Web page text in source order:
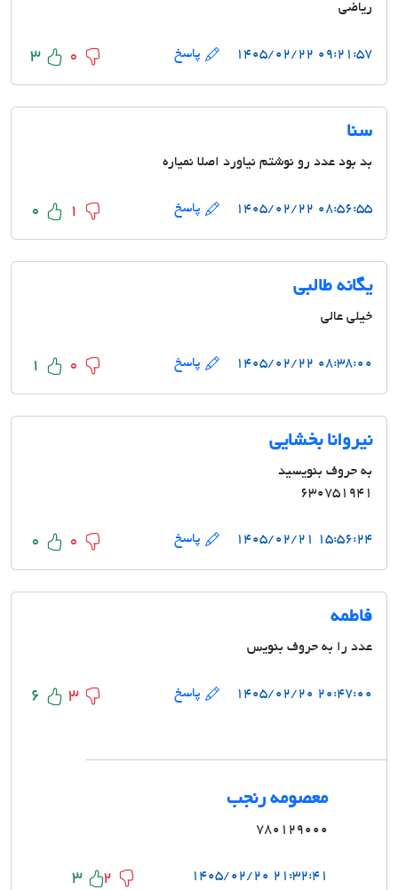
ریاضی
۰۹:۲۱:۵۷ ۱۴۰۵/۰۲/۲۲ پاسخ 3 0
سنا
بد بود عدد رو نوشتم نیاورد اصلا نمیاره
۰۸:۵۶:۵۵ ۱۴۰۵/۰۲/۲۲ پاسخ 0 1
یگانه طالبی
خیلی عالی
۰۸:۳۸:۰۰ ۱۴۰۵/۰۲/۲۲ پاسخ 1 0
نیروانا بخشایی
به حروف بنویسید
۶۳۰۷۵۱۹۴۱
۱۵:۵۶:۲۴ ۱۴۰۵/۰۲/۲۱ پاسخ 0 0
فاطمه
عدد را به حروف بنویس
۲۰:۴۷:۰۰ ۱۴۰۵/۰۲/۲۰ پاسخ 6 3
معصومه رنجب
۷۸۰۱۲۹۰۰۰
۲۱:۳۲:۴۱ ۱۴۰۵/۰۲/۲۰ 3 2